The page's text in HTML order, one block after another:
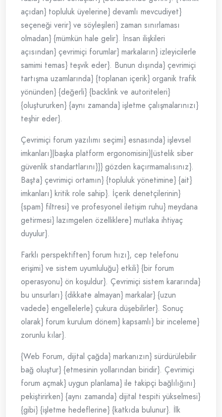
açıdan} topluluk üyelerine} devamlı mevcudiyet}
seçeneği verir} ve söyleşileri} zaman sınırlaması
olmadan} {mümkün hale gelir}. İnsan ilişkileri
açısından} çevrimiçi forumlar} markaların} izleyicilerle
samimi temas} teşvik eder}. Bunun dışında} çevrimiçi
tartışma uzamlarında} {toplanan içerik} organik trafik
yönünden} {değerli} {backlink ve autoriteleri}
{oluştururken} {aynı zamanda} işletme çalışmalarınızı}
teşhir eder}.
Çevrimiçi forum yazılımı seçimi} esnasında} işlevsel
imkanları}|başka platform ergonomisini}|üstelik siber
güvenlik standartlarını}}} gözden kaçırmamalısınız}.
Başta} çevrimiçi ortamın} {topluluk yönetimine} {ait}
imkanları} kritik role sahip}. İçerik denetçilerinin}
{spam} filtresi} ve profesyonel iletişim ruhu} meydana
getirmesi} lazımgelen özelliklere} mutlaka ihtiyaç
duyulur}.
Farklı perspektiften} forum hızı}, cep telefonu
erişimi} ve sistem uyumluluğu} etkili} {bir forum
operasyonu} ön koşuldur}. Çevrimiçi sistem kararında}
bu unsurları} {dikkate almayan} markalar} {uzun
vadede} engellelerle} çukura düşebilirler}. Sonuç
olarak} forum kurulum dönem} kapsamlı} bir inceleme}
zorunlu kılar}.
{Web Forum, dijital çağda} markanızın} sürdürülebilir
bağ oluştur} {etmesinin yollarından biridir}. Çevrimiçi
forum açmak} uygun planlama} ile takipçi bağlılığını}
pekiştirirken} {aynı zamanda} dijital tespiti yükselmesi}
{gibi} {işletme hedeflerine} {katkıda bulunur}. İlk